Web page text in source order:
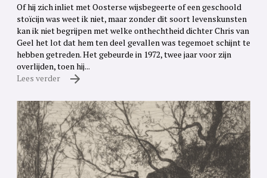
Of hij zich inliet met Oosterse wijsbegeerte of een geschoold
stoïcijn was weet ik niet, maar zonder dit soort levenskunsten
kan ik niet begrijpen met welke onthechtheid dichter Chris van
Geel het lot dat hem ten deel gevallen was tegemoet schijnt te
hebben getreden. Het gebeurde in 1972, twee jaar voor zijn
overlijden, toen hij...
Lees verder